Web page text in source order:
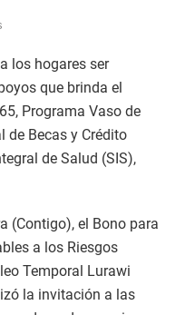
los hogares ser
que brinda el
Programa Vaso de
de Becas y Crédito
de Salud (SIS),
(Contigo), el Bono para
a los Riesgos
Temporal Lurawi
la invitación a las